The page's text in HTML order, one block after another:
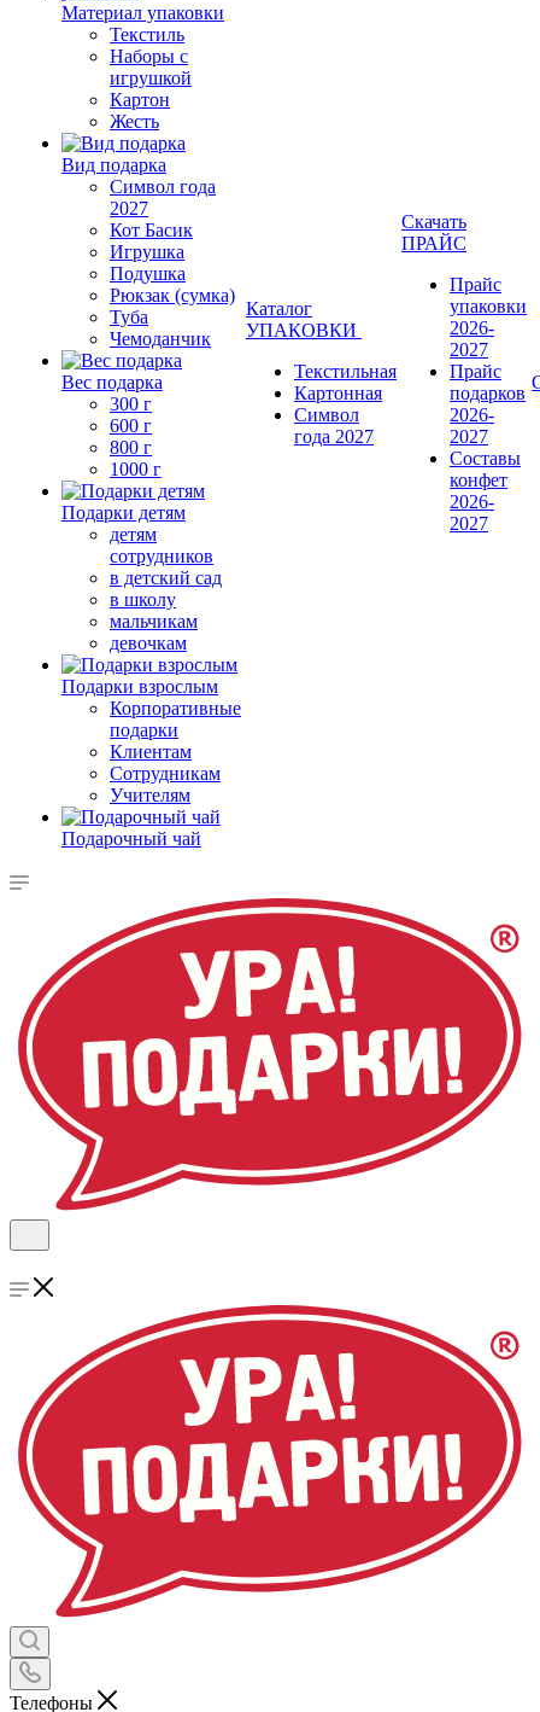
Материал упаковки
Текстиль
Наборы с
игрушкой
Картон
Жесть
Вид подарка
Символ года
2027
Кот Басик
Игрушка
Подушка
Рюкзак (сумка)
Туба
Чемоданчик
Вес подарка
300 г
600 г
800 г
1000 г
Подарки детям
детям
сотрудников
в детский сад
в школу
мальчикам
девочкам
Подарки взрослым
Корпоративные
подарки
Клиентам
Сотрудникам
Учителям
Подарочный чай
Каталог
УПАКОВКИ
Текстильная
Картонная
Символ
года 2027
Скачать
ПРАЙС
Прайс
упаковки
2026-
2027
Прайс
подарков
2026-
2027
Составы
конфет
2026-
2027
Телефоны